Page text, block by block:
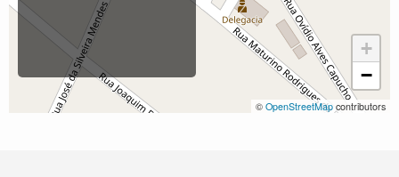
+
−
© OpenStreetMap contributors